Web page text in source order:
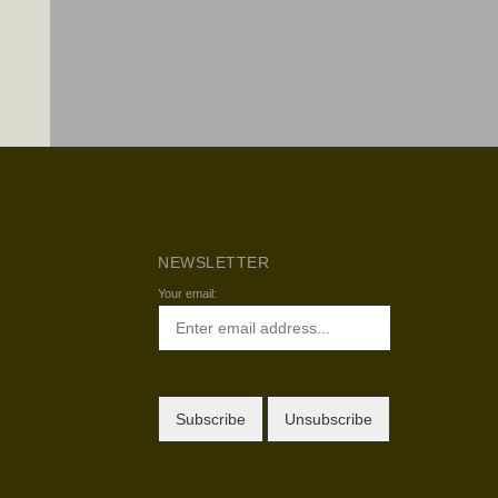
NEWSLETTER
Your email: